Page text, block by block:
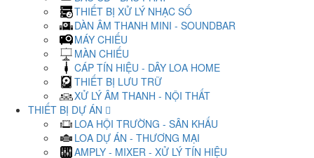
THIẾT BỊ XỬ LÝ NHẠC SỐ
DÀN ÂM THANH MINI - SOUNDBAR
MÁY CHIẾU
MÀN CHIẾU
CÁP TÍN HIỆU - DÂY LOA HOME
THIẾT BỊ LƯU TRỮ
XỬ LÝ ÂM THANH - NỘI THẤT
THIẾT BỊ DỰ ÁN
LOA HỘI TRƯỜNG - SÂN KHẤU
LOA DỰ ÁN - THƯƠNG MẠI
AMPLY - MIXER - XỬ LÝ TÍN HIỆU